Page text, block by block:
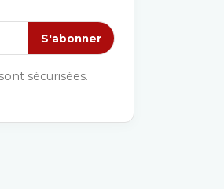
S'abonner
sécurisées.